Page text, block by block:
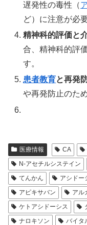
遅発性の毒性（
ど）に注意が必
精神科的評価と
合、精神科的評
す。
患者教育と再発
や再発防止のた
医療情報 CA
N-アセチルシステイン
てんかん
アシドー
アピキサバン
アル
ケトアシドーシス
ナロキソン
バイタ